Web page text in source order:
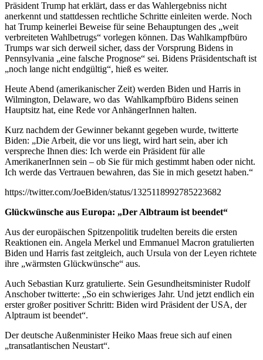
Präsident Trump hat erklärt, dass er das Wahlergebniss nicht
anerkennt und stattdessen rechtliche Schritte einleiten werde. Noch
hat Trump keinerlei Beweise für seine Behauptungen des „weit
verbreiteten Wahlbetrugs“ vorlegen können. Das Wahlkampfbüro
Trumps war sich derweil sicher, dass der Vorsprung Bidens in
Pennsylvania „eine falsche Prognose“ sei. Bidens Präsidentschaft ist
„noch lange nicht endgültig“, hieß es weiter.
Heute Abend (amerikanischer Zeit) werden Biden und Harris in
Wilmington, Delaware, wo das Wahlkampfbüro Bidens seinen
Hauptsitz hat, eine Rede vor AnhängerInnen halten.
Kurz nachdem der Gewinner bekannt gegeben wurde, twitterte
Biden: „Die Arbeit, die vor uns liegt, wird hart sein, aber ich
verspreche Ihnen dies: Ich werde ein Präsident für alle
AmerikanerInnen sein – ob Sie für mich gestimmt haben oder nicht.
Ich werde das Vertrauen bewahren, das Sie in mich gesetzt haben.“
https://twitter.com/JoeBiden/status/1325118992785223682
Glückwünsche aus Europa: „Der Albtraum ist beendet“
Aus der europäischen Spitzenpolitik trudelten bereits die ersten
Reaktionen ein. Angela Merkel und Emmanuel Macron gratulierten
Biden und Harris fast zeitgleich, auch Ursula von der Leyen richtete
ihre „wärmsten Glückwünsche“ aus.
Auch Sebastian Kurz gratulierte. Sein Gesundheitsminister Rudolf
Anschober twitterte: „So ein schwieriges Jahr. Und jetzt endlich ein
erster großer positiver Schritt: Biden wird Präsident der USA, der
Alptraum ist beendet“.
Der deutsche Außenminister Heiko Maas freue sich auf einen
„transatlantischen Neustart“.